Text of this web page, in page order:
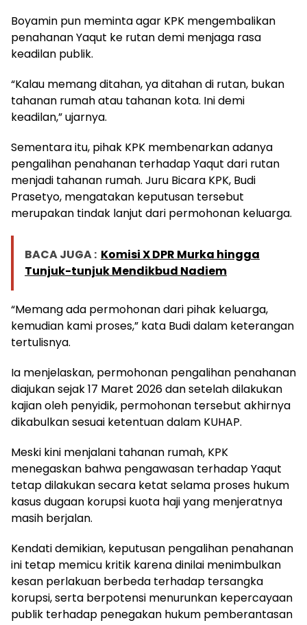
Boyamin pun meminta agar KPK mengembalikan
penahanan Yaqut ke rutan demi menjaga rasa
keadilan publik.
“Kalau memang ditahan, ya ditahan di rutan, bukan
tahanan rumah atau tahanan kota. Ini demi
keadilan,” ujarnya.
Sementara itu, pihak KPK membenarkan adanya
pengalihan penahanan terhadap Yaqut dari rutan
menjadi tahanan rumah. Juru Bicara KPK, Budi
Prasetyo, mengatakan keputusan tersebut
merupakan tindak lanjut dari permohonan keluarga.
BACA JUGA : Komisi X DPR Murka hingga
Tunjuk-tunjuk Mendikbud Nadiem
“Memang ada permohonan dari pihak keluarga,
kemudian kami proses,” kata Budi dalam keterangan
tertulisnya.
Ia menjelaskan, permohonan pengalihan penahanan
diajukan sejak 17 Maret 2026 dan setelah dilakukan
kajian oleh penyidik, permohonan tersebut akhirnya
dikabulkan sesuai ketentuan dalam KUHAP.
Meski kini menjalani tahanan rumah, KPK
menegaskan bahwa pengawasan terhadap Yaqut
tetap dilakukan secara ketat selama proses hukum
kasus dugaan korupsi kuota haji yang menjeratnya
masih berjalan.
Kendati demikian, keputusan pengalihan penahanan
ini tetap memicu kritik karena dinilai menimbulkan
kesan perlakuan berbeda terhadap tersangka
korupsi, serta berpotensi menurunkan kepercayaan
publik terhadap penegakan hukum pemberantasan